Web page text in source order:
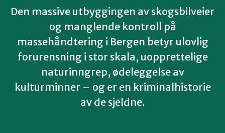
Voss Naturvernlag
Den massive utbyggingen av skogsbilveier
og manglende kontroll på
massehåndtering i Bergen betyr ulovlig
forurensning i stor skala, uopprettelige
naturinngrep, ødeleggelse av
kulturminner – og er en kriminalhistorie
av de sjeldne.